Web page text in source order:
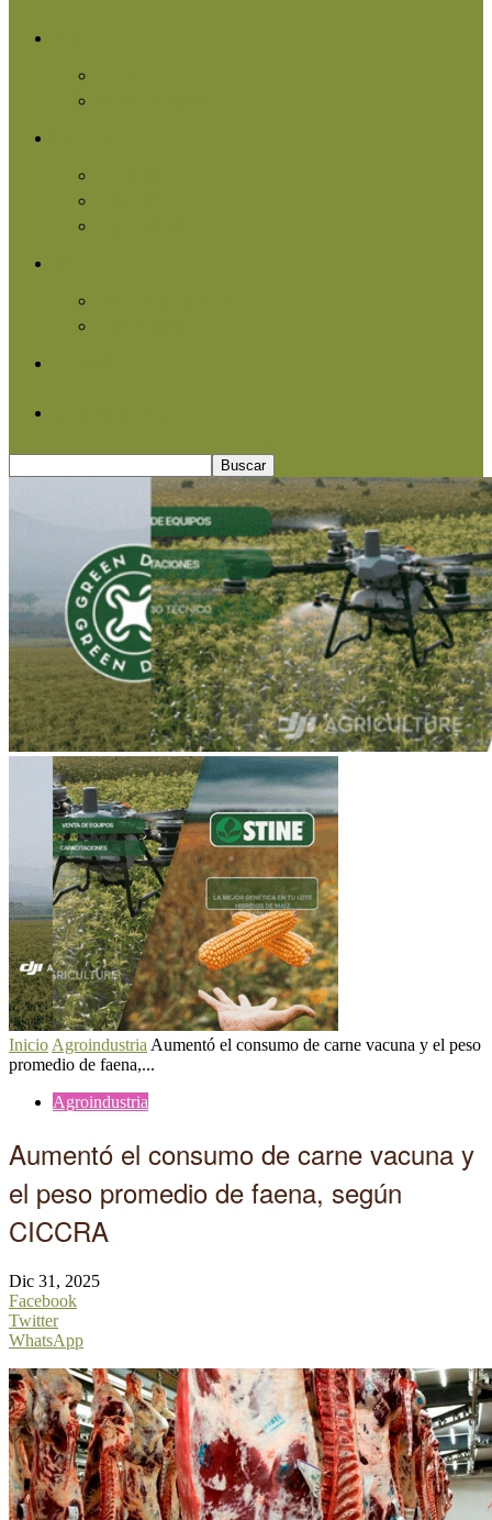
Inicio Agroindustria Aumentó el consumo de carne vacuna y el peso
promedio de faena,...
Agroindustria
Aumentó el consumo de carne vacuna y
el peso promedio de faena, según
CICCRA
Dic 31, 2025
Facebook
Twitter
WhatsApp